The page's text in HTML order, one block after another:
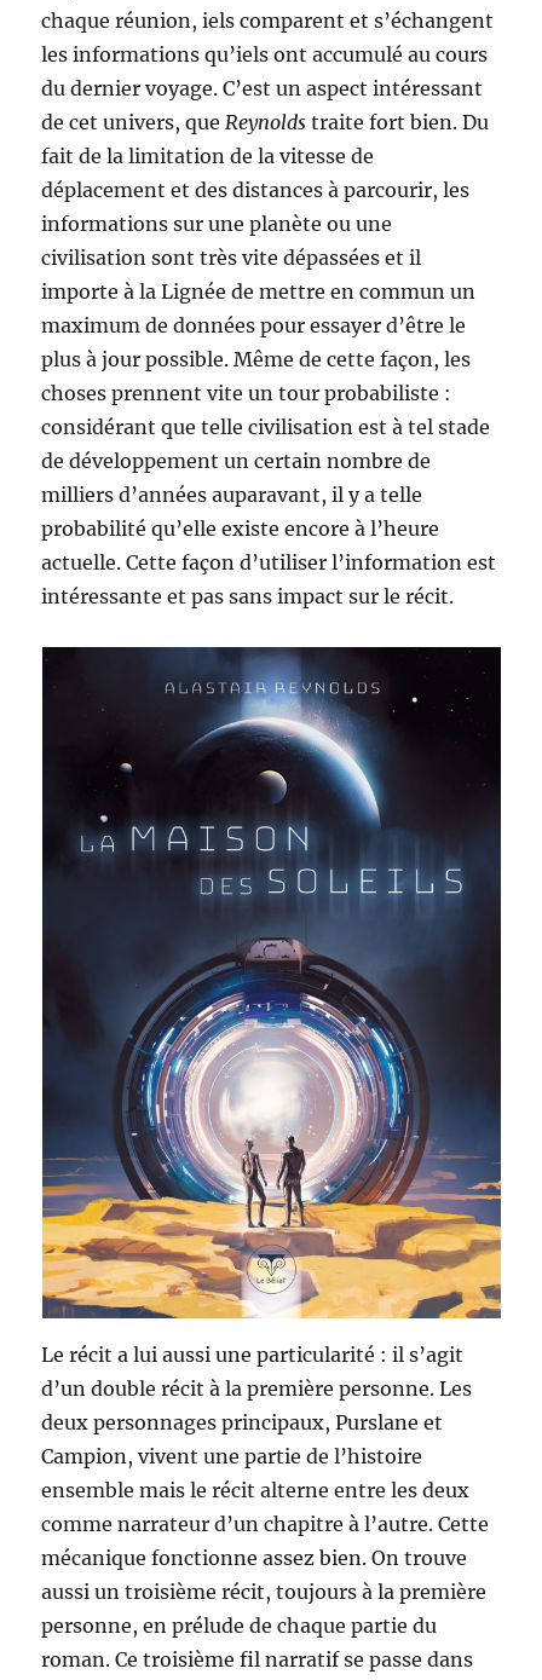
chaque réunion, iels comparent et s’échangent
les informations qu’iels ont accumulé au cours
du dernier voyage. C’est un aspect intéressant
de cet univers, queReynolds traite fort bien. Du
fait de la limitation de la vitesse de
déplacement et des distances à parcourir, les
informations sur une planète ou une
civilisation sont très vite dépassées et il
importe à la Lignée de mettre en commun un
maximum de données pour essayer d’être le
plus à jour possible. Même de cette façon, les
choses prennent vite un tour probabiliste :
considérant que telle civilisation est à tel stade
de développement un certain nombre de
milliers d’années auparavant, il y a telle
probabilité qu’elle existe encore à l’heure
actuelle. Cette façon d’utiliser l’information est
intéressante et pas sans impact sur le récit.
Le récit a lui aussi une particularité : il s’agit
d’un double récit à la première personne. Les
deux personnages principaux, Purslane et
Campion, vivent une partie de l’histoire
ensemble mais le récit alterne entre les deux
comme narrateur d’un chapitre à l’autre. Cette
mécanique fonctionne assez bien. On trouve
aussi un troisième récit, toujours à la première
personne, en prélude de chaque partie du
roman. Ce troisième fil narratif se passe dans